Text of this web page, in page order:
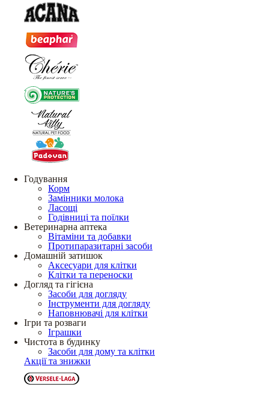
Годування
Корм
Замінники молока
Ласощі
Годівниці та поїлки
Ветеринарна аптека
Вітаміни та добавки
Протипаразитарні засоби
Домашній затишок
Аксесуари для клітки
Клітки та переноски
Догляд та гігієна
Засоби для догляду
Інструменти для догляду
Наповнювачі для клітки
Ігри та розваги
Іграшки
Чистота в будинку
Засоби для дому та клітки
Акції та знижки